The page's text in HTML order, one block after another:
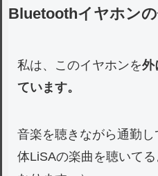
Bluetoothイヤホン
私は、このイヤホンを外
ています。
音楽を聴きながら通勤
体LiSAの楽曲を聴いて